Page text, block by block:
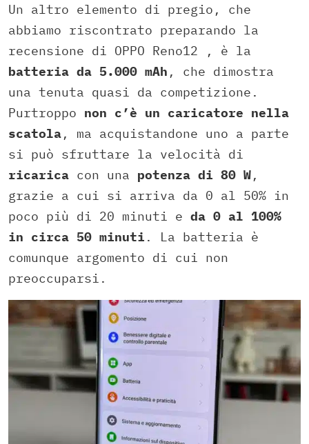
Un altro elemento di pregio, che
abbiamo riscontrato preparando la
recensione di OPPO Reno12 , è la
batteria da 5.000 mAh , che dimostra
una tenuta quasi da competizione.
Purtroppo non c’è un caricatore nella
scatola, ma acquistandone uno a parte
si può sfruttare la velocità di
ricarica con una potenza di 80 W,
grazie a cui si arriva da 0 al 50% in
poco più di 20 minuti e da 0 al 100%
in circa 50 minuti . La batteria è
comunque argomento di cui non
preoccuparsi.